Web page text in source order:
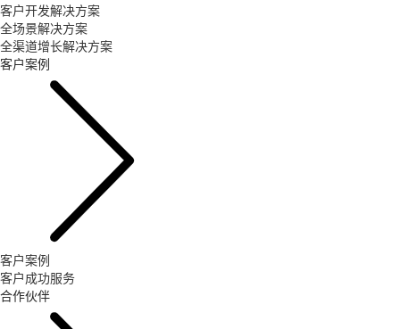
客户开发解决方案
全场景解决方案
全渠道增长解决方案
客户案例
客户案例
客户成功服务
合作伙伴